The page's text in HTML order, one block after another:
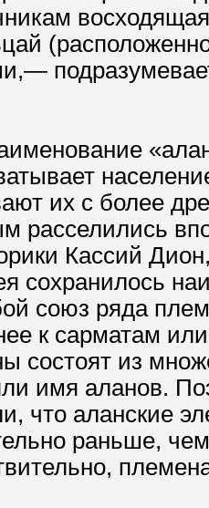
их с более
расселились
Кассий
сохранилось
союз ряда
к сарматам
состоят из
имя аланов.
что аланские
раньше,